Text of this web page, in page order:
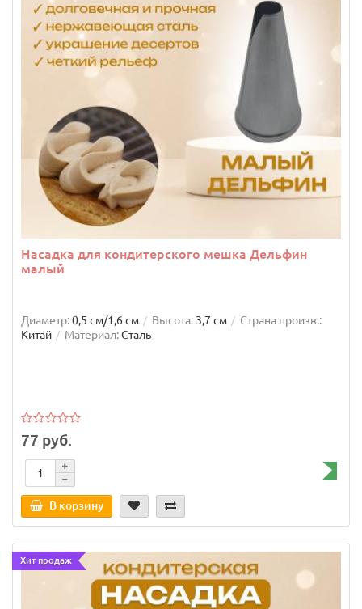
Насадка для кондитерского мешка Дельфин
малый
Диаметр:0,5 см/1,6 см Высота: 3,7 см
Страна произв.:
Китай
Материал:Сталь
77 руб.
В корзину
Хит продаж